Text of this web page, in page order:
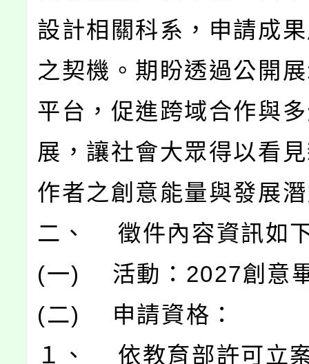
設計相關科系，申請成
之契機。期盼透過公開
平台，促進跨域合作與
展，讓社會大眾得以看
作者之創意能量與發展
二、 徵件內容資訊如
(一) 活動：2027創意
(二) 申請資格：
１、 依教育部許可立